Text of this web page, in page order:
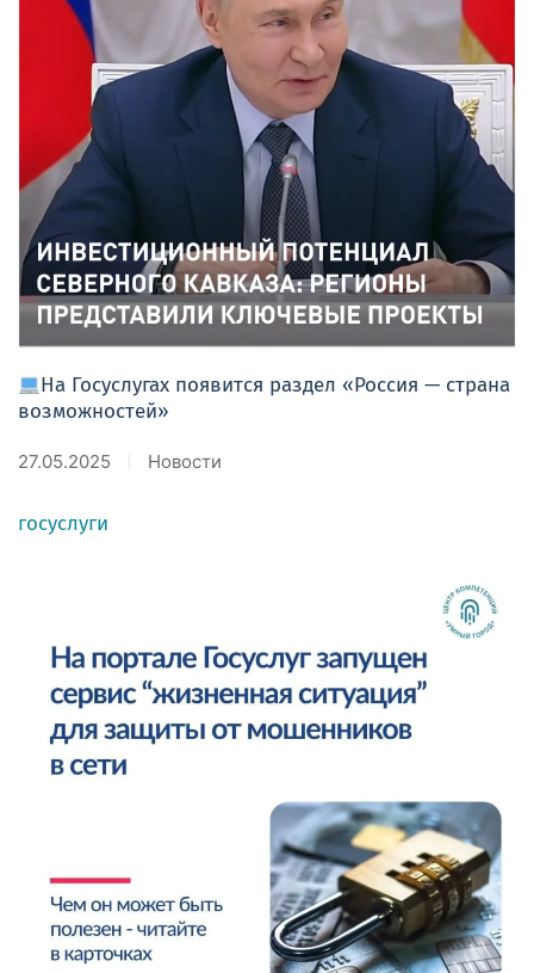
На Госуслугах появится раздел «Россия — страна
возможностей»
27.05.2025 Новости
госуслуги